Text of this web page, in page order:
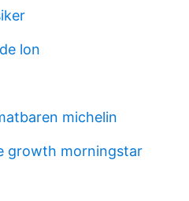
lon
michelin
growth morningstar